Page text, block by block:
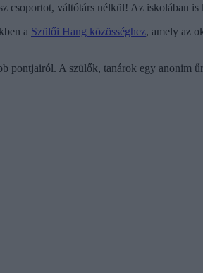
csoportot, váltótárs nélkül! Az iskolában is
a Szülői Hang közösséghez, amely az
pontjairól. A szülők, tanárok egy anonim